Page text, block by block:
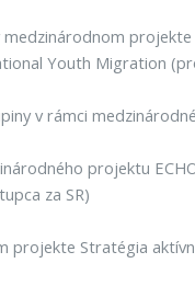
Youth Migration
v rámci
projektu
za SR)
projekte Stratégia